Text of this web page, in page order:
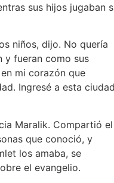
sus hijos jugaban
niños, dijo. No quería
y fueran como sus
mi corazón que
Ingresé a esta
Maralik. Compartió el
que conoció, y
los amaba, se
el evangelio.